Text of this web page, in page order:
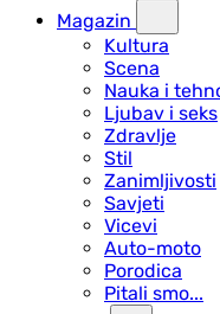
Magazin
Kultura
Scena
Nauka i
Ljubav i seks
Zdravlje
Stil
Zanimljivosti
Savjeti
Vicevi
Auto-moto
Porodica
Pitali smo...